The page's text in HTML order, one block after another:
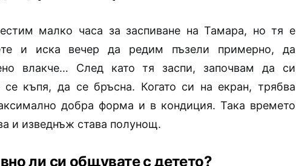
малко часа за заспиване на Тамара, но тя е
и иска вечер да редим пъзели примерно, да
влакче… След като тя заспи, започвам да си
се къпя, да се бръсна. Когато си на екран, трябва
добра форма и в кондиция. Така времето
и изведнъж става полунощ.
ли си общувате с детето?